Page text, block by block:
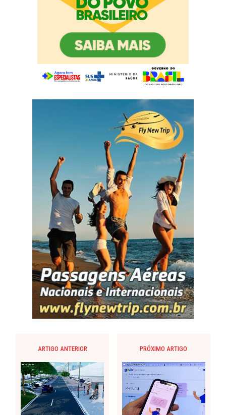
ARTIGO ANTERIOR PRÓXIMO ARTIGO